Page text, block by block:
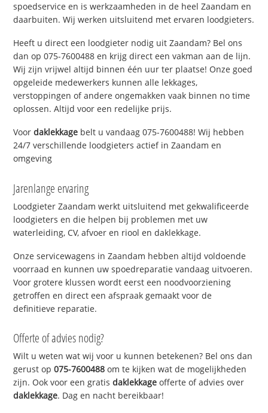
spoedservice en is werkzaamheden in de heel Zaandam en
daarbuiten. Wij werken uitsluitend met ervaren loodgieters.
Heeft u direct een loodgieter nodig uit Zaandam? Bel ons
dan op 075-7600488 en krijg direct een vakman aan de lijn.
Wij zijn vrijwel altijd binnen één uur ter plaatse! Onze goed
opgeleide medewerkers kunnen alle lekkages,
verstoppingen of andere ongemakken vaak binnen no time
oplossen. Altijd voor een redelijke prijs.
Voordaklekkage belt u vandaag 075-7600488! Wij hebben
24/7 verschillende loodgieters actief in Zaandam en
omgeving
Jarenlange ervaring
Loodgieter Zaandam werkt uitsluitend met gekwalificeerde
loodgieters en die helpen bij problemen met uw
waterleiding, CV, afvoer en riool en daklekkage.
Onze servicewagens in Zaandam hebben altijd voldoende
voorraad en kunnen uw spoedreparatie vandaag uitvoeren.
Voor grotere klussen wordt eerst een noodvoorziening
getroffen en direct een afspraak gemaakt voor de
definitieve reparatie.
Offerte of advies nodig?
Wilt u weten wat wij voor u kunnen betekenen? Bel ons dan
gerust op075-7600488 om te kijken wat de mogelijkheden
zijn. Ook voor een gratisdaklekkage offerte of advies over
daklekkage. Dag en nacht bereikbaar!